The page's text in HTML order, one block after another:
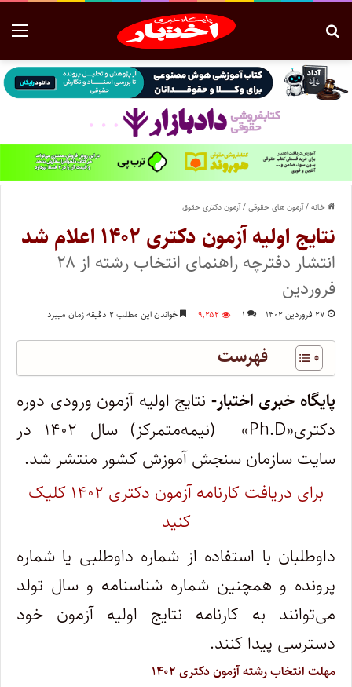
خانه/آزمون های حقوقی/آزمون دکتری حقوق
نتایج اولیه آزمون دکتری ۱۴۰۲ اعلام شد
انتشار دفترچه راهنمای انتخاب رشته از ۲۸
فروردین
۲۷ فروردین ۱۴۰۲ ۱ ۹,۲۵۲ خواندن این مطلب ۲ دقیقه زمان میبرد
فهرست
پایگاه خبری اختبار- نتایج اولیهآزمون ورودی دوره
دکتری«Ph.D» (نیمه‌متمرکز) سال ۱۴۰۲
در
سایت سازمان سنجش آموزش کشور منتشر شد.
برای دریافت کارنامه آزمون دکتری ۱۴۰۲ کلیک
کنید
داوطلبان با استفاده از شماره داوطلبی یا شماره
پرونده و همچنین شماره شناسنامه و سال تولد
می‌توانند به کارنامه نتایج اولیه آزمون خود
دسترسی پیدا کنند.
مهلت انتخاب رشته آزمون دکتری ۱۴۰۲